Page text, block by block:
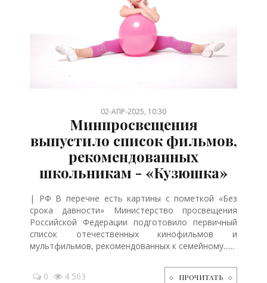
02-АПР-2025, 10:30
Минпросвещения
выпустило список фильмов,
рекомендованных
школьникам - «Кузюшка»
| РФ В перечне есть картины с пометкой «Без
срока давности» Министерство просвещения
Российской Федерации подготовило первичный
список отечественных кинофильмов и
мультфильмов, рекомендованных к семейному......
0 4 563 ПРОЧИТАТЬ